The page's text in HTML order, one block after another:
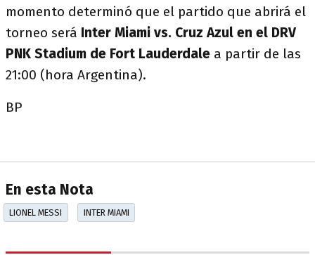
momento determinó que el partido que abrirá el
torneo será Inter Miami vs. Cruz Azul en el DRV
PNK Stadium de Fort Lauderdale a partir de las
21:00 (hora Argentina).
BP
En esta Nota
LIONEL MESSI INTER MIAMI